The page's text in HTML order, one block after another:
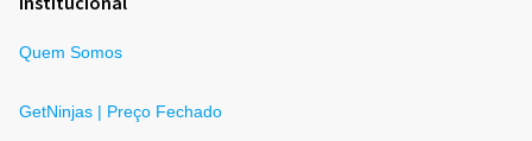
Quem Somos
GetNinjas | Preço Fechado